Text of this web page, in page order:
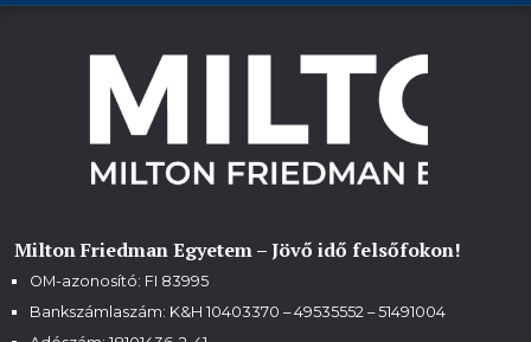
Milton Friedman Egyetem – Jövő idő felsőfokon!
OM-azonosító: FI 83995
Bankszámlaszám: K&H 10403370 – 49535552 – 51491004